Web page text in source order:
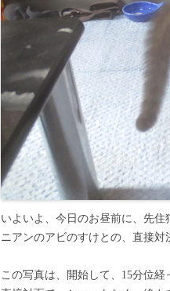
いよいよ、今日のお昼前に、先
ニアンのアビのすけとの、直接
この写真は、開始して、15分位